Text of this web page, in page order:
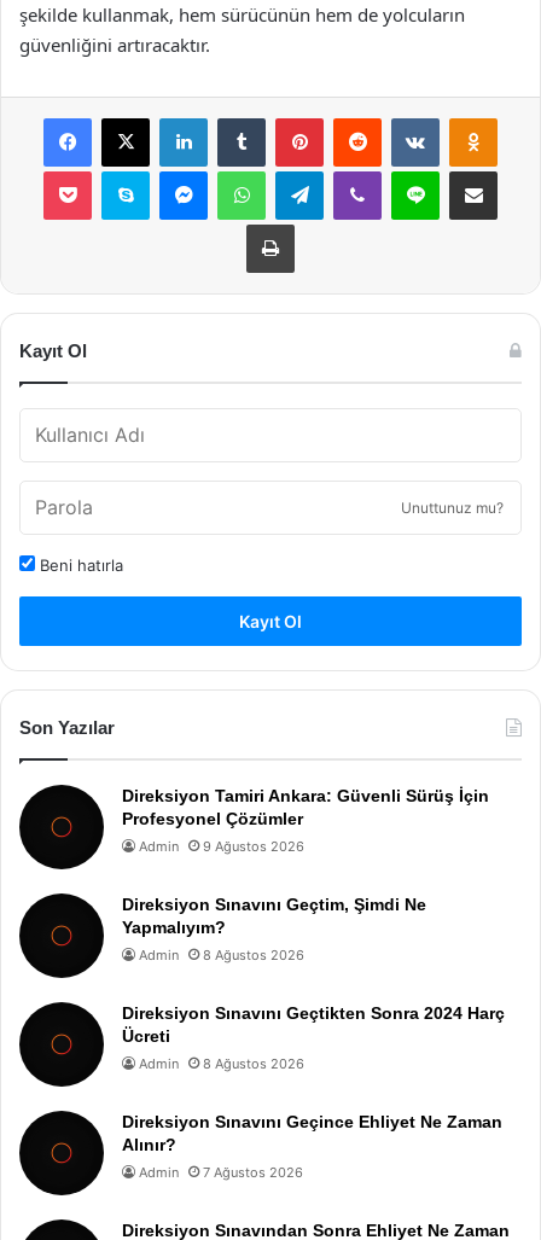
şekilde kullanmak, hem sürücünün hem de yolcuların
güvenliğini artıracaktır.
Facebook
X LinkedInTumblr PinterestReddit VKontakte
Pocket Skype MessengerWhatsAppTelegramViber Line E-Posta ile
Yazdır
Kayıt Ol
Unuttunuz mu?
Beni hatırla
Kayıt Ol
Son Yazılar
Direksiyon Tamiri Ankara: Güvenli Sürüş İçin
Profesyonel Çözümler
Admin 9 Ağustos 2026
Direksiyon Sınavını Geçtim, Şimdi Ne
Yapmalıyım?
Admin 8 Ağustos 2026
Direksiyon Sınavını Geçtikten Sonra 2024 Harç
Ücreti
Admin 8 Ağustos 2026
Direksiyon Sınavını Geçince Ehliyet Ne Zaman
Alınır?
Admin 7 Ağustos 2026
Direksiyon Sınavından Sonra Ehliyet Ne Zaman